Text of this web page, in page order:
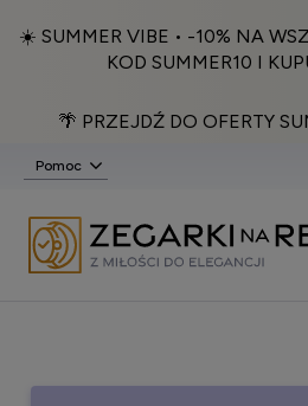
☀️ SUMMER VIBE • -10% NA
KOD SUMMER10 I
🌴 PRZEJDŹ DO OFERTY
Pomoc